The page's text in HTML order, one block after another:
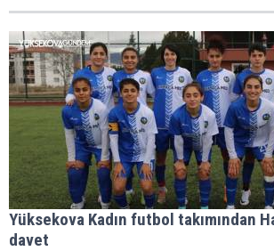
Yüksekova Kadın futbol takımından
davet